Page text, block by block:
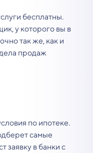
бесплатны.
у которого вы в
так же, как и
продаж
по ипотеке.
самые
заявку в банки с